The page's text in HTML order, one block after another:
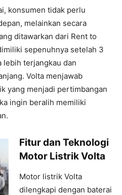
konsumen tidak perlu
melainkan secara
ditawarkan dari Rent to
sepenuhnya setelah 3
lebih terjangkau dan
Volta menjawab
yang menjadi pertimbangan
ingin beralih memiliki
Fitur dan Teknologi
Motor Listrik Volta
Motor listrik Volta
dilengkapi dengan baterai